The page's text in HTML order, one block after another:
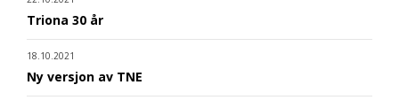
Triona 30 år
18.10.2021
Ny versjon av TNE